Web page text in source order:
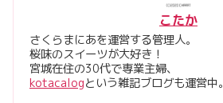
こたか
さくらまにあを運営する管理人。
桜味のスイーツが大好き！
宮城在住の30代で専業主婦、
kotacalogという雑記ブログも運営中。